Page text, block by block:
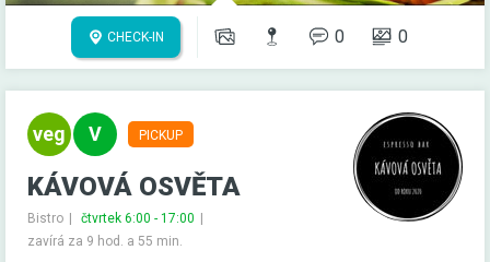
CHECK-IN 0 0
PICKUP
KÁVOVÁ OSVĚTA
Bistro
čtvrtek 6:00 - 17:00
zavírá za 9 hod. a 55 min.